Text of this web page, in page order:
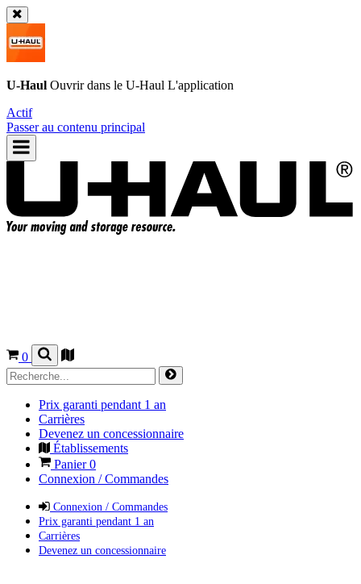
U-Haul Ouvrir dans le U-Haul L'application
Actif
Passer au contenu principal
0
Prix garanti pendant 1 an
Carrières
Devenez un concessionnaire
Établissements
Panier0
Connexion / Commandes
Connexion / Commandes
Prix garanti pendant 1 an
Carrières
Devenez un concessionnaire